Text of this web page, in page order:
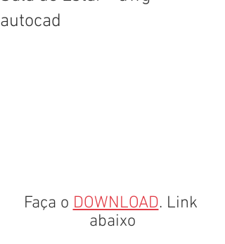
autocad
Faça o DOWNLOAD. Link
abaixo